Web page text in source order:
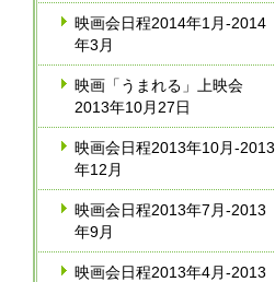
映画会日程2014年1月‐2014
年3月
映画「うまれる」上映会
2013年10月27日
映画会日程2013年10月‐2013
年12月
映画会日程2013年7月‐2013
年9月
映画会日程2013年4月‐2013